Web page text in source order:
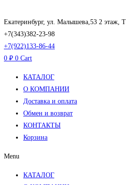
к
содержимому
Екатеринбург, ул. Малышева,53 2 этаж,
+7(343)382-23-98
+7(922)133-86-44
0 ₽ 0 Cart
КАТАЛОГ
О КОМПАНИИ
Доставка и оплата
Обмен и возврат
КОНТАКТЫ
Корзина
Menu
КАТАЛОГ